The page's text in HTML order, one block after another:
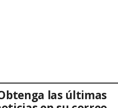
las últimas